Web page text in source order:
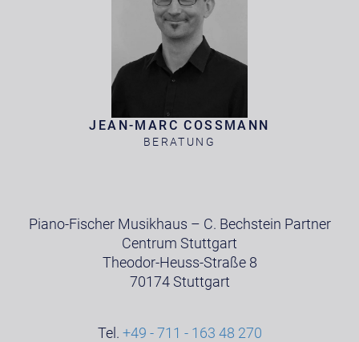
JEAN-MARC COSSMANN
BERATUNG
Piano-Fischer Musikhaus – C. Bechstein Partner
Centrum Stuttgart
Theodor-Heuss-Straße 8
70174 Stuttgart
Tel. +49 - 711 - 163 48 270